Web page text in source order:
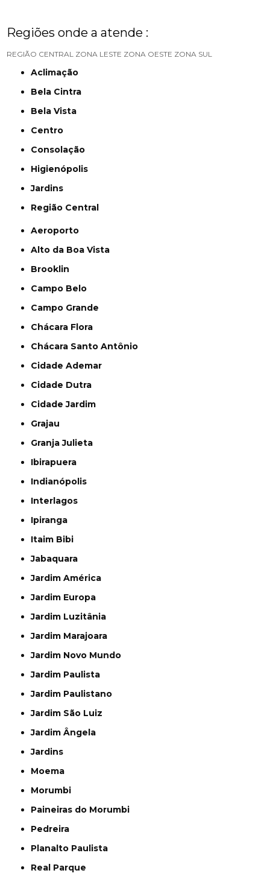
Regiões onde a atende :
REGIÃO CENTRAL ZONA LESTE ZONA OESTE ZONA SUL
Aclimação
Bela Cintra
Bela Vista
Centro
Consolação
Higienópolis
Jardins
Região Central
Aeroporto
Alto da Boa Vista
Brooklin
Campo Belo
Campo Grande
Chácara Flora
Chácara Santo Antônio
Cidade Ademar
Cidade Dutra
Cidade Jardim
Grajau
Granja Julieta
Ibirapuera
Indianópolis
Interlagos
Ipiranga
Itaim Bibi
Jabaquara
Jardim América
Jardim Europa
Jardim Luzitânia
Jardim Marajoara
Jardim Novo Mundo
Jardim Paulista
Jardim Paulistano
Jardim São Luiz
Jardim Ângela
Jardins
Moema
Morumbi
Paineiras do Morumbi
Pedreira
Planalto Paulista
Real Parque